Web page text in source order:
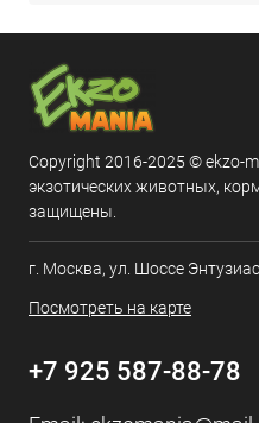
Copyright 2016-2025 © ekzo-
экзотических животных,
защищены.
г. Москва, ул. Шоссе
Посмотреть на карте
+7 925 587-88-78